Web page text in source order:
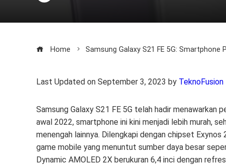
Home Samsung Galaxy S21 FE 5G: Smartphone
Last Updated on September 3, 2023 by TeknoFusion
Samsung Galaxy S21 FE 5G telah hadir menawarkan
awal 2022, smartphone ini kini menjadi lebih murah,
menengah lainnya. Dilengkapi dengan chipset
game mobile yang menuntut sumber daya besar
Dynamic AMOLED 2X berukuran 6,4 inci dengan